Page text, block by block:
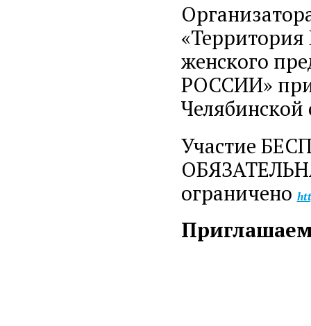
женского
РОССИИ» при
Челябинской
Участие
ограничено